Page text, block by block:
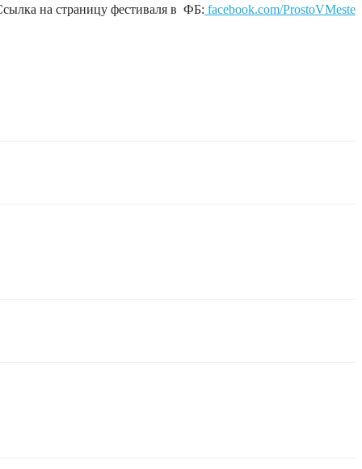
на страницу фестиваля в ФБ: facebook.com/ProstoVMeste